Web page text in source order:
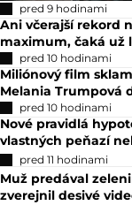
pred 9 hodinami
Ani včerajší rekord
maximum, čaká už
pred 10 hodinami
Miliónový film
Melania Trumpová
pred 10 hodinami
Nové pravidlá
vlastných peňazí
pred 11 hodinami
Muž predával
zverejnil desivé